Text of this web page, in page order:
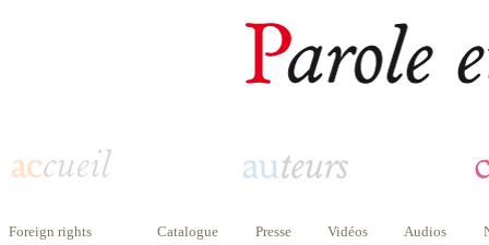
Foreign rights Catalogue Presse Vidéos Audios